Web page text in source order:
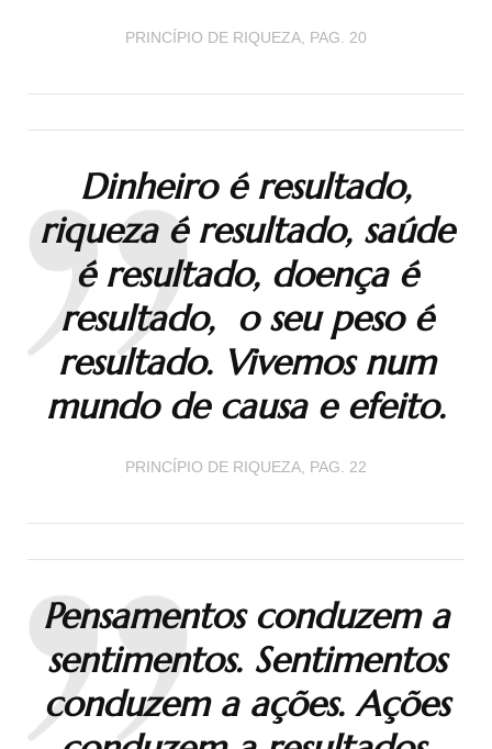
PRINCÍPIO DE RIQUEZA, PAG. 20
Dinheiro é resultado,
riqueza é resultado, saúde
é resultado, doença é
resultado, o seu peso é
resultado. Vivemos num
mundo de causa e efeito.
PRINCÍPIO DE RIQUEZA, PAG. 22
Pensamentos conduzem a
sentimentos. Sentimentos
conduzem a ações. Ações